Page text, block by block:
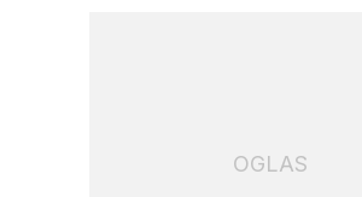
OGLAS